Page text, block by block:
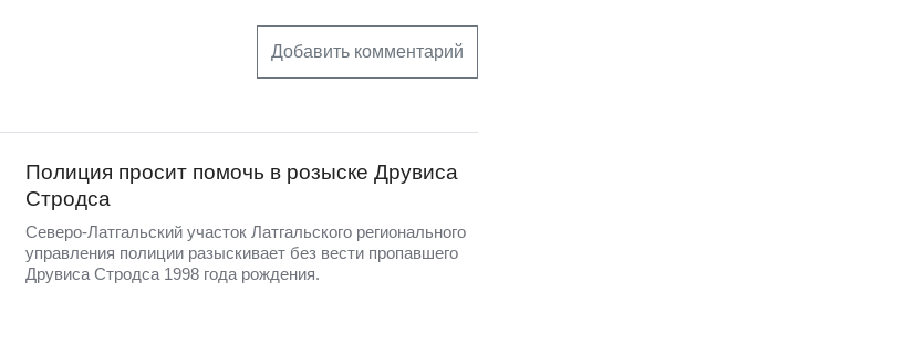
Добавить комментарий
Полиция просит помочь в розыске Друвиса
Стродса
Северо-Латгальский участок Латгальского регионального
управления полиции разыскивает без вести пропавшего
Друвиса Стродса 1998 года рождения.